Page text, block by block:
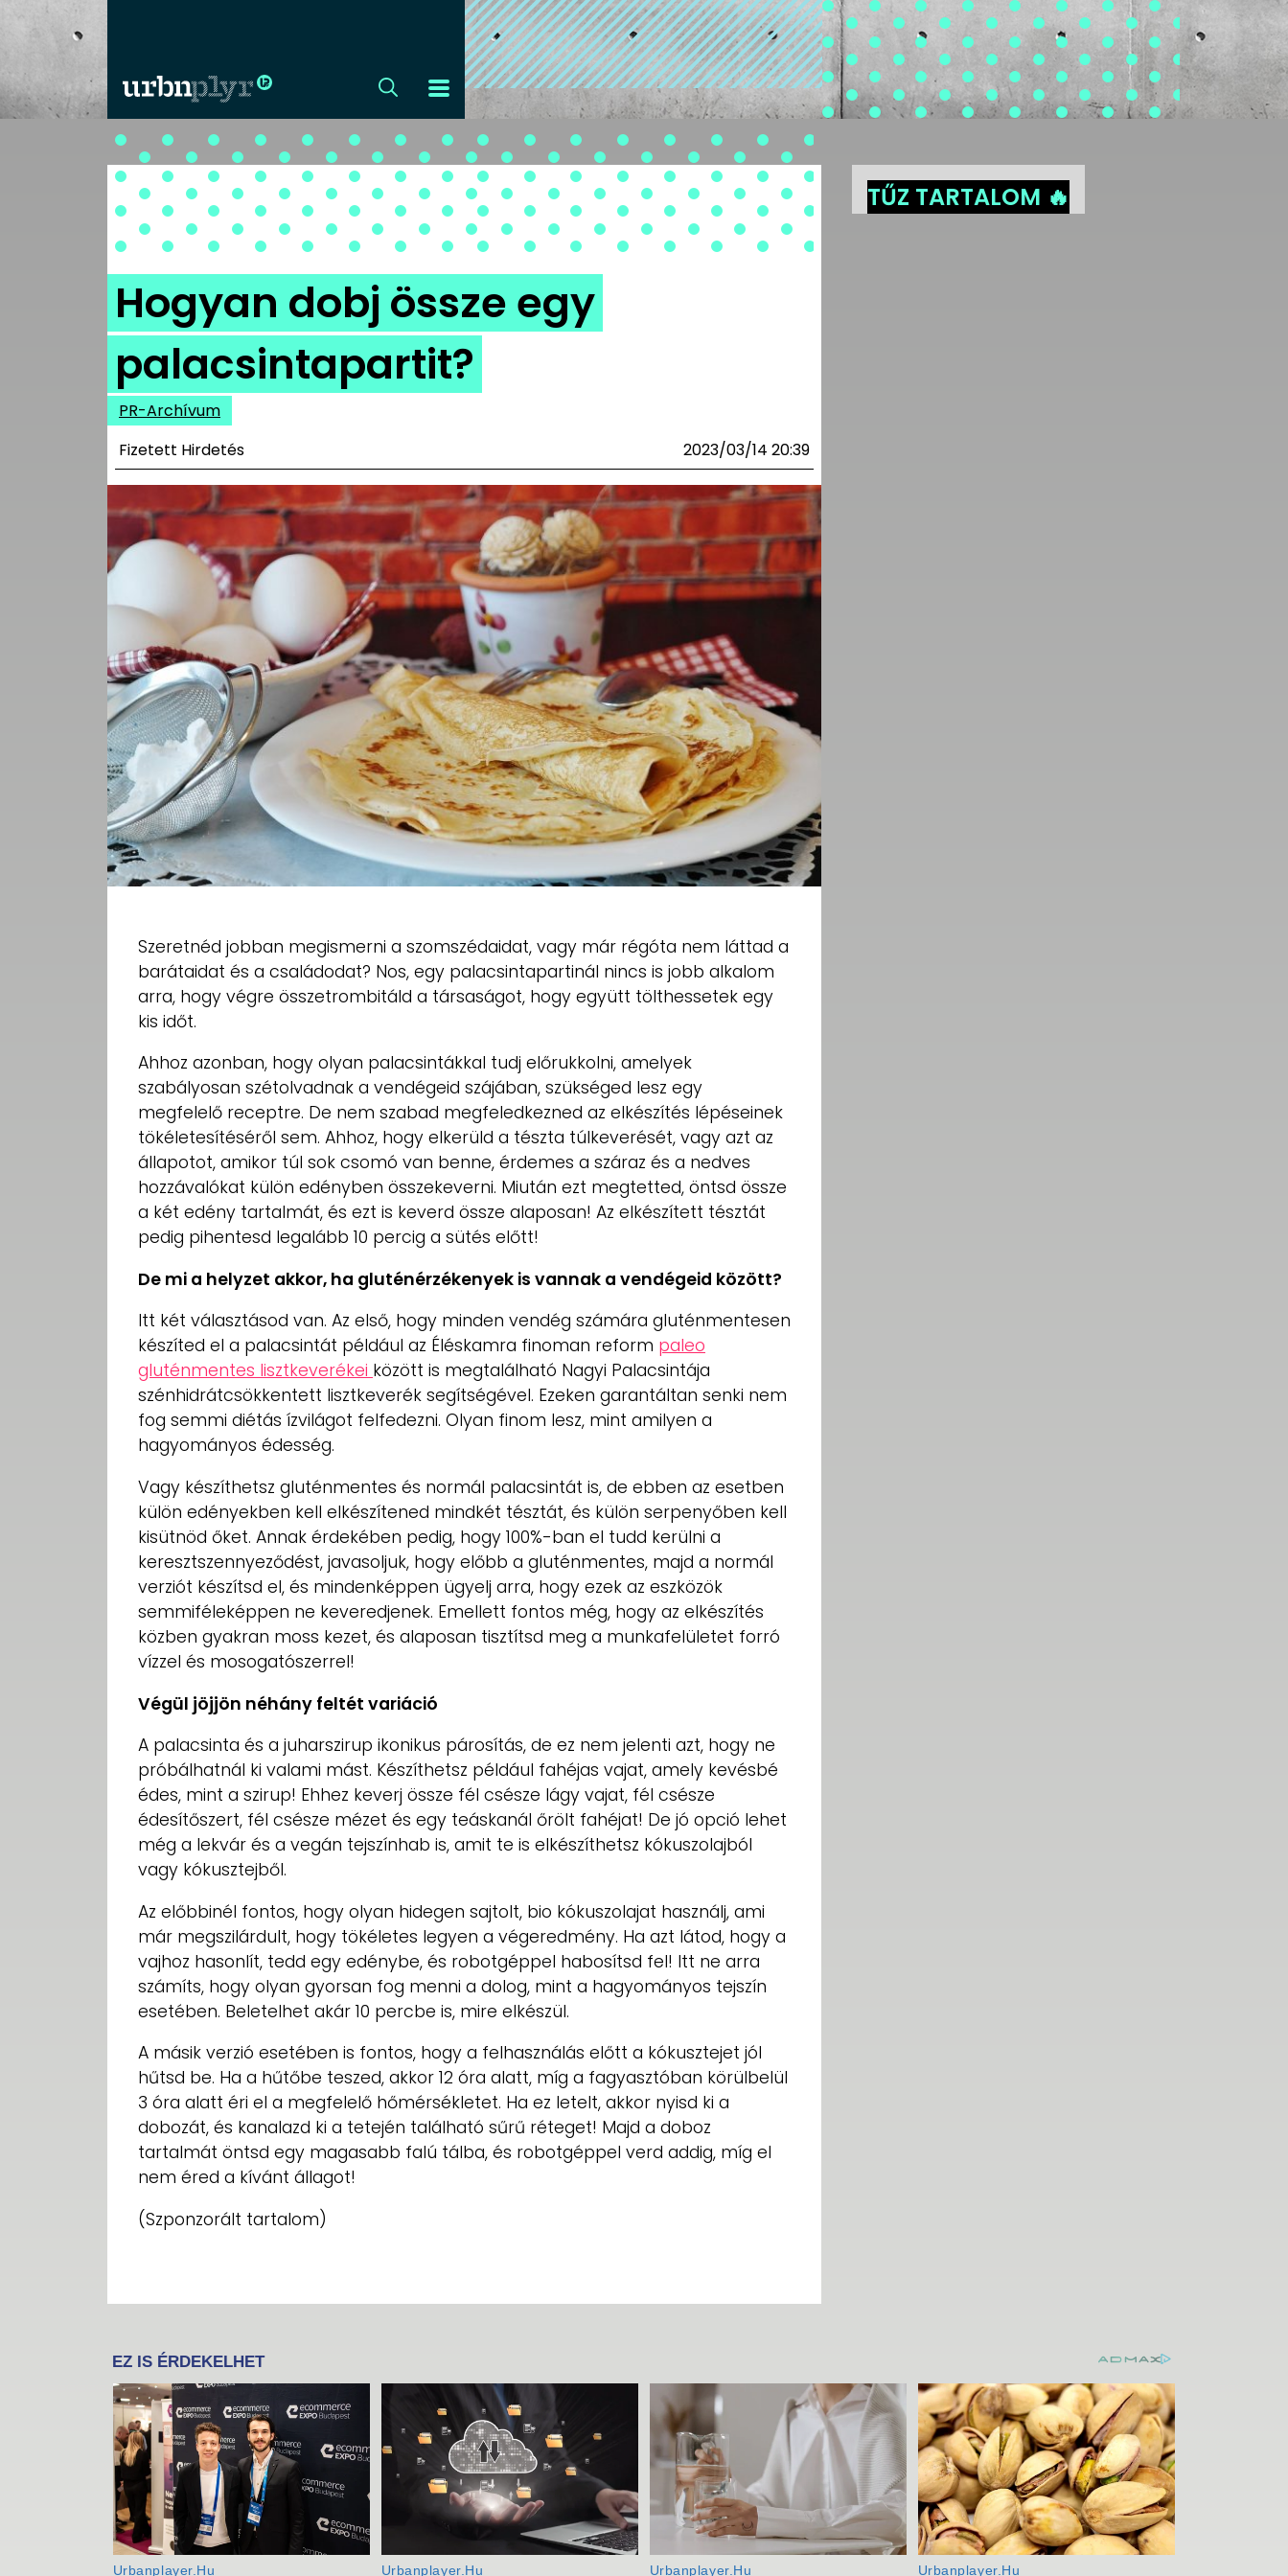
CÍMLAP
DIZÁJN
DIVAT
HIP
KULT
ZENE
MÉDIAAJÁNLAT
IMPRESSZUM
PR-ARCHÍVUM
ADATKEZELÉSI
TÁJÉKOZTATÓ
Hogyan dobj össze egy
palacsintapartit?
PR-Archívum
Fizetett Hirdetés
2023/03/14 20:39
Szeretnéd jobban megismerni a szomszédaidat, vagy már régóta nem láttad a
barátaidat és a családodat? Nos, egy palacsintapartinál nincs is jobb alkalom
arra, hogy végre összetrombitáld a társaságot, hogy együtt tölthessetek egy
kis időt.
Ahhoz azonban, hogy olyan palacsintákkal tudj előrukkolni, amelyek
szabályosan szétolvadnak a vendégeid szájában, szükséged lesz egy
megfelelő receptre. De nem szabad megfeledkezned az elkészítés lépéseinek
tökéletesítéséről sem. Ahhoz, hogy elkerüld a tészta túlkeverését, vagy azt az
állapotot, amikor túl sok csomó van benne, érdemes a száraz és a nedves
hozzávalókat külön edényben összekeverni. Miután ezt megtetted, öntsd össze
a két edény tartalmát, és ezt is keverd össze alaposan! Az elkészített tésztát
pedig pihentesd legalább 10 percig a sütés előtt!
De mi a helyzet akkor, ha gluténérzékenyek is vannak a vendégeid között?
Itt két választásod van. Az első, hogy minden vendég számára gluténmentesen
készíted el a palacsintát például az Éléskamra finoman reform paleo
gluténmentes lisztkeverékei között is megtalálható Nagyi Palacsintája
szénhidrátcsökkentett lisztkeverék segítségével. Ezeken garantáltan senki nem
fog semmi diétás ízvilágot felfedezni. Olyan finom lesz, mint amilyen a
hagyományos édesség.
Vagy készíthetsz gluténmentes és normál palacsintát is, de ebben az esetben
külön edényekben kell elkészítened mindkét tésztát, és külön serpenyőben kell
kisütnöd őket. Annak érdekében pedig, hogy 100%-ban el tudd kerülni a
keresztszennyeződést, javasoljuk, hogy előbb a gluténmentes, majd a normál
verziót készítsd el, és mindenképpen ügyelj arra, hogy ezek az eszközök
semmiféleképpen ne keveredjenek. Emellett fontos még, hogy az elkészítés
közben gyakran moss kezet, és alaposan tisztítsd meg a munkafelületet forró
vízzel és mosogatószerrel!
Végül jöjjön néhány feltét variáció
A palacsinta és a juharszirup ikonikus párosítás, de ez nem jelenti azt, hogy ne
próbálhatnál ki valami mást. Készíthetsz például fahéjas vajat, amely kevésbé
édes, mint a szirup! Ehhez keverj össze fél csésze lágy vajat, fél csésze
édesítőszert, fél csésze mézet és egy teáskanál őrölt fahéjat! De jó opció lehet
még a lekvár és a vegán tejszínhab is, amit te is elkészíthetsz kókuszolajból
vagy kókusztejből.
Az előbbinél fontos, hogy olyan hidegen sajtolt, bio kókuszolajat használj, ami
már megszilárdult, hogy tökéletes legyen a végeredmény. Ha azt látod, hogy a
vajhoz hasonlít, tedd egy edénybe, és robotgéppel habosítsd fel! Itt ne arra
számíts, hogy olyan gyorsan fog menni a dolog, mint a hagyományos tejszín
esetében. Beletelhet akár 10 percbe is, mire elkészül.
A másik verzió esetében is fontos, hogy a felhasználás előtt a kókusztejet jól
hűtsd be. Ha a hűtőbe teszed, akkor 12 óra alatt, míg a fagyasztóban körülbelül
3 óra alatt éri el a megfelelő hőmérsékletet. Ha ez letelt, akkor nyisd ki a
dobozát, és kanalazd ki a tetején található sűrű réteget! Majd a doboz
tartalmát öntsd egy magasabb falú tálba, és robotgéppel verd addig, míg el
nem éred a kívánt állagot!
(Szponzorált tartalom)
TŰZ TARTALOM 🔥